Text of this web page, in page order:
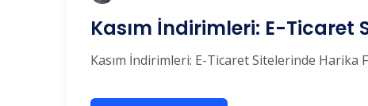
Kasım İndirimleri: E-Ticaret
Kasım İndirimleri: E-Ticaret Sitelerinde Harika